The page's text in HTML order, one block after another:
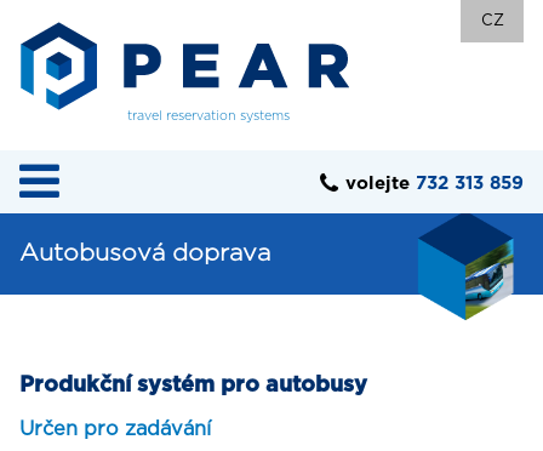
travel reservation systems
CZ
volejte 732 313 859
Autobusová doprava
Produkční systém pro autobusy
Určen pro zadávání